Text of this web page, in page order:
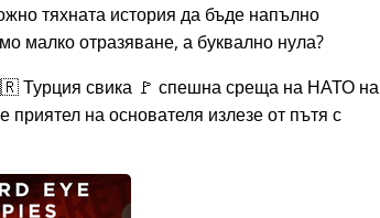
тяхната история да бъде напълно
малко отразяване, а буквално нула?
Турция свика 🚩 спешна среща на НАТО на
на основателя излезе от пътя с